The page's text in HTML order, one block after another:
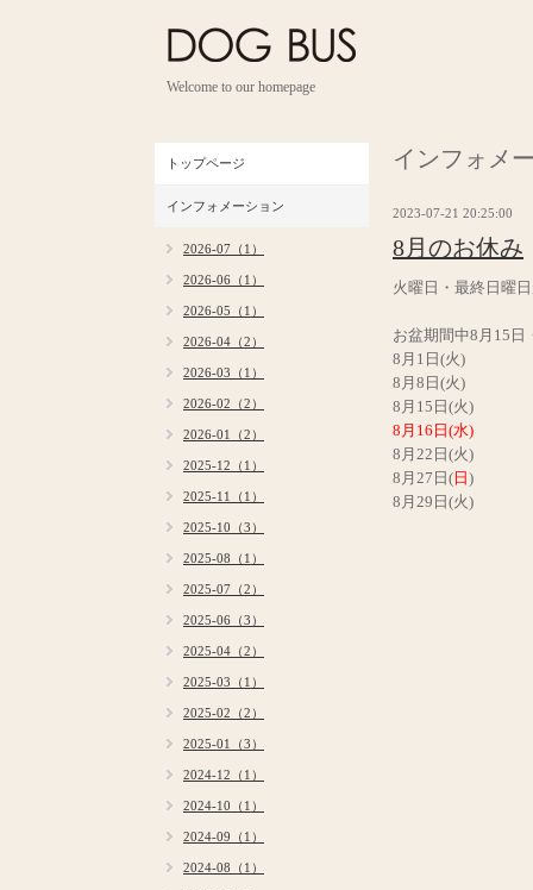
Welcome to our homepage
インフォメ
2023-07-21 20:25:00
8月のお休み
火曜日・最終日曜
お盆期間中8月15日
8月1日(火)
8月8日(火)
8月15日(火)
8月16日(水)
8月22日(火)
8月27日( 日 )
8月29日(火)
トップページ
インフォメーション
2026-07（1）
2026-06（1）
2026-05（1）
2026-04（2）
2026-03（1）
2026-02（2）
2026-01（2）
2025-12（1）
2025-11（1）
2025-10（3）
2025-08（1）
2025-07（2）
2025-06（3）
2025-04（2）
2025-03（1）
2025-02（2）
2025-01（3）
2024-12（1）
2024-10（1）
2024-09（1）
2024-08（1）